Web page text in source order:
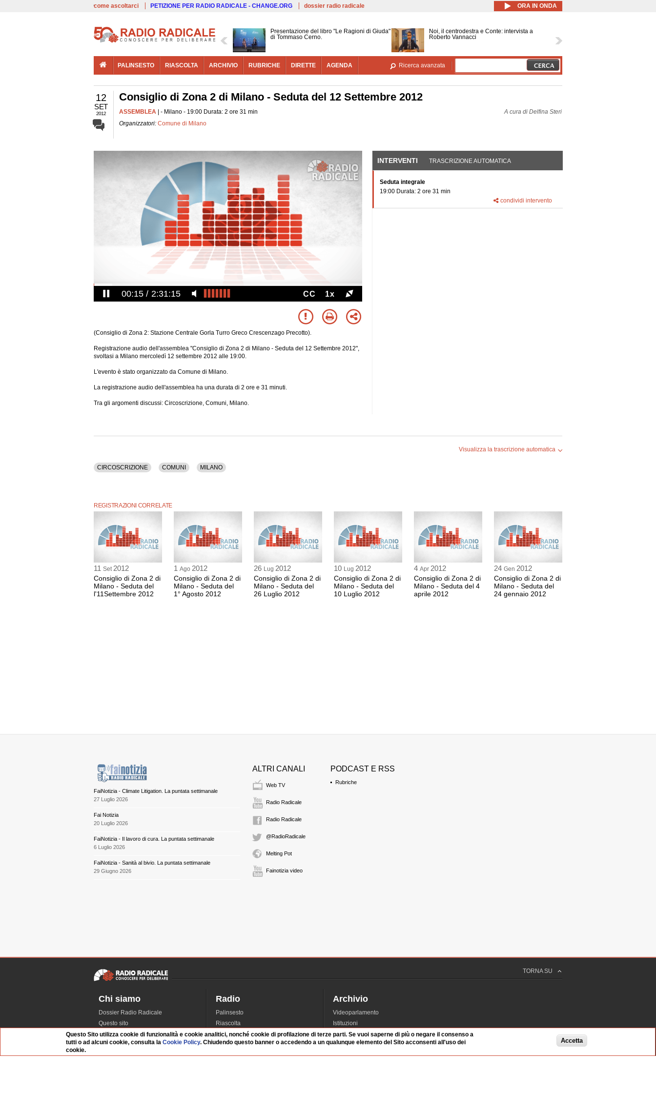
Salta al contenuto principale
come ascoltarci PETIZIONE PER RADIO RADICALE - CHANGE.ORG dossier radio radicale ORA IN ONDA
Presentazione del libro "Le Ragioni di Giuda"
di Tommaso Cerno.
Noi, il centrodestra e Conte: intervista a
Roberto Vannacci
PALINSESTO RIASCOLTA ARCHIVIO RUBRICHE DIRETTE AGENDA Ricerca avanzata
12
SET
2012
Consiglio di Zona 2 di Milano - Seduta del 12 Settembre 2012
ASSEMBLEA | - Milano - 19:00 Durata: 2 ore 31 min A cura di Delfina Steri
Organizzatori: Comune di Milano
00:16 2:31:15 CC 1x
(Consiglio di Zona 2: Stazione Centrale Gorla Turro Greco Crescenzago Precotto).
Registrazione audio dell'assemblea "Consiglio di Zona 2 di Milano - Seduta del 12 Settembre 2012",
svoltasi a Milano mercoledì 12 settembre 2012 alle 19:00.
L'evento è stato organizzato da Comune di Milano.
La registrazione audio dell'assemblea ha una durata di 2 ore e 31 minuti.
Tra gli argomenti discussi: Circoscrizione, Comuni, Milano.
INTERVENTI (SCHEDA ATTIVA)
TRASCRIZIONE AUTOMATICA
Seduta integrale
19:00 Durata: 2 ore 31 min
condividi intervento
Visualizza la trascrizione automatica
CIRCOSCRIZIONE COMUNI MILANO
REGISTRAZIONI CORRELATE
11 Set 2012
Consiglio di Zona 2 di
Milano - Seduta del
l'11Settembre 2012
1 Ago 2012
Consiglio di Zona 2 di
Milano - Seduta del
1° Agosto 2012
26 Lug 2012
Consiglio di Zona 2 di
Milano - Seduta del
26 Luglio 2012
10 Lug 2012
Consiglio di Zona 2 di
Milano - Seduta del
10 Luglio 2012
4 Apr 2012
Consiglio di Zona 2 di
Milano - Seduta del 4
aprile 2012
24 Gen 2012
Consiglio di Zona 2 di
Milano - Seduta del
24 gennaio 2012
FaiNotizia - Climate Litigation. La puntata settimanale
27 Luglio 2026
Fai Notizia
20 Luglio 2026
FaiNotizia - Il lavoro di cura. La puntata settimanale
6 Luglio 2026
FaiNotizia - Sanità al bivio. La puntata settimanale
29 Giugno 2026
ALTRI CANALI
Web TV
Radio Radicale
Radio Radicale
@RadioRadicale
Melting Pot
Fainotizia video
PODCAST E RSS
Rubriche
TORNA SU
Chi siamo
Dossier Radio Radicale
Questo sito
L'Archivio
Redazione
La musica da Requiem
Radio
Palinsesto
Riascolta
Dirette
Rubriche
Interviste
Archivio
Videoparlamento
Istituzioni
Dibattiti
Manifestazioni
Radicali
Questo Sito utilizza cookie di funzionalità e cookie analitici, nonché cookie di profilazione di terze parti. Se vuoi saperne di più o negare il consenso a
tutti o ad alcuni cookie, consulta laCookie Policy. Chiudendo questo banner o accedendo a un qualunque elemento del Sito acconsenti all'uso dei
cookie.
Accetta